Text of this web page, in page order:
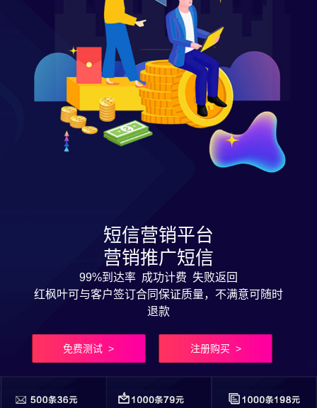
短信营销平台
营销推广短信
99%到达率 成功计费 失败返回
红枫叶可与客户签订合同保证质量，不满意可随时
退款
免费测试 > 注册购买 >